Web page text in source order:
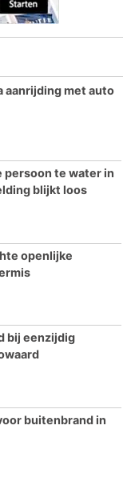
aanrijding met auto
persoon te water in
blijkt loos
openlijke
bij eenzijdig
buitenbrand in